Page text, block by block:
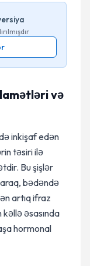
və
inkişaf edən
təsiri ilə
Bu şişlər
bədəndə
artıq ifraz
əsasında
hormonal